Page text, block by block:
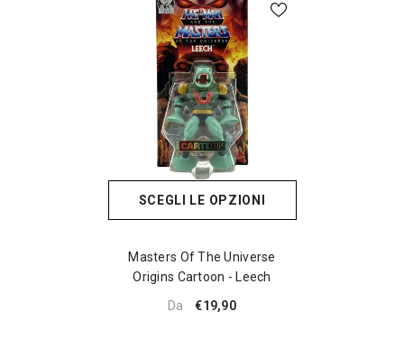
SCEGLI LE OPZIONI
Masters Of The Universe
Origins Cartoon - Leech
Da €19,90